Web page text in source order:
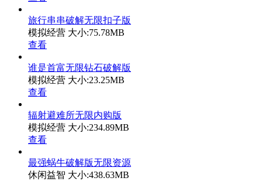
旅行串串破解无限扣子版
模拟经营 大小:75.78MB
查看
谁是首富无限钻石破解版
模拟经营 大小:23.25MB
查看
辐射避难所无限内购版
模拟经营 大小:234.89MB
查看
最强蜗牛破解版无限资源
休闲益智 大小:438.63MB